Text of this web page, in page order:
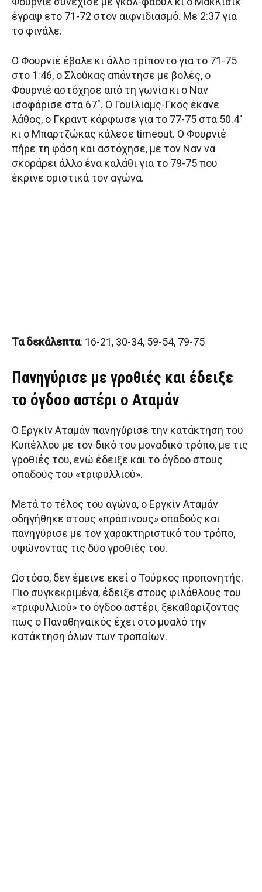
έγραψ ετο 71-72 στον αιφνιδιασμό. Με 2:37 για
το φινάλε.
Ο Φουρνιέ έβαλε κι άλλο τρίποντο για το 71-75
στο 1:46, ο Σλούκας απάντησε με βολές, ο
Φουρνιέ αστόχησε από τη γωνία κι ο Ναν
ισοφάρισε στα 67″. Ο Γουίλιαμς-Γκος έκανε
λάθος, ο Γκραντ κάρφωσε για το 77-75 στα 50.4″
κι ο Μπαρτζώκας κάλεσε timeout. Ο Φουρνιέ
πήρε τη φάση και αστόχησε, με τον Ναν να
σκοράρει άλλο ένα καλάθι για το 79-75 που
έκρινε οριστικά τον αγώνα.
Τα δεκάλεπτα: 16-21, 30-34, 59-54, 79-75
Πανηγύρισε με γροθιές και έδειξε
το όγδοο αστέρι ο Αταμάν
Ο Εργκίν Αταμάν πανηγύρισε την κατάκτηση του
Κυπέλλου με τον δικό του μοναδικό τρόπο, με τις
γροθιές του, ενώ έδειξε και το όγδοο στους
οπαδούς του «τριφυλλιού».
Μετά το τέλος του αγώνα, ο Εργκίν Αταμάν
οδηγήθηκε στους «πράσινους» οπαδούς και
πανηγύρισε με τον χαρακτηριστικό του τρόπο,
υψώνοντας τις δύο γροθιές του.
Ωστόσο, δεν έμεινε εκεί ο Τούρκος προπονητής.
Πιο συγκεκριμένα, έδειξε στους φιλάθλους του
«τριφυλλιού» το όγδοο αστέρι, ξεκαθαρίζοντας
πως ο Παναθηναϊκός έχει στο μυαλό την
κατάκτηση όλων των τροπαίων.